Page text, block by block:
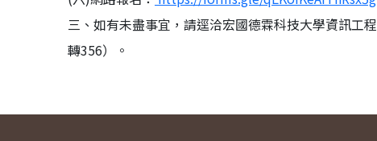
三、如有未盡事宜，請逕洽宏國德霖科技大學資訊
轉356）。